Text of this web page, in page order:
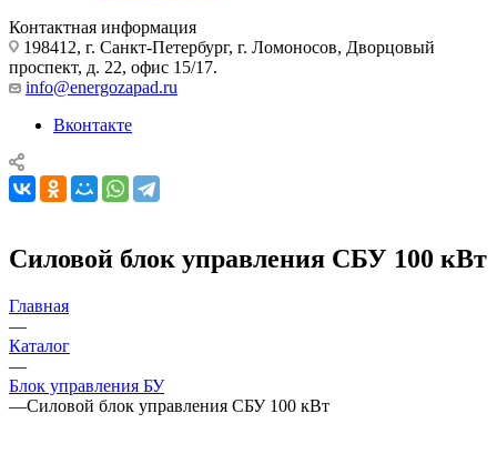
Контактная информация
198412, г. Санкт-Петербург, г. Ломоносов, Дворцовый
проспект, д. 22, офис 15/17.
info@energozapad.ru
Вконтакте
Силовой блок управления СБУ 100 кВт
Главная
—
Каталог
—
Блок управления БУ
—Силовой блок управления СБУ 100 кВт